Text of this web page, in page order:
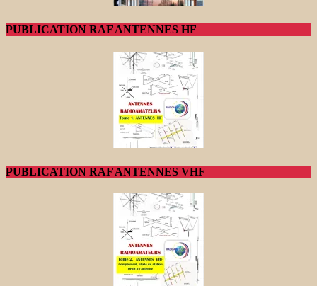
PUBLICATION RAF ANTENNES HF
PUBLICATION RAF ANTENNES VHF